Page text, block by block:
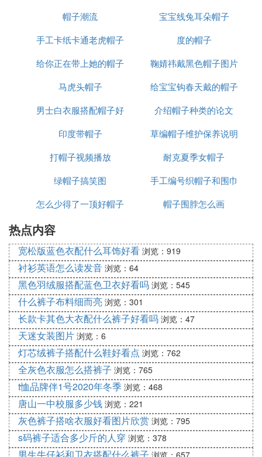
帽子潮流
宝宝线兔耳朵帽子
手工卡纸卡通老虎帽子
度的帽子
给你正在带上她的帽子
英语
鞠婧祎戴黑色帽子图片
马虎头帽子
给宝宝钩春天戴的帽子
男士白衣服搭配帽子好
看吗
介绍帽子种类的论文
印度带帽子
草编帽子维护保养说明
打帽子视频播放
耐克夏季女帽子
绿帽子搞笑图
手工编号织帽子和围巾
怎么少得了一顶好帽子
帽子围脖怎么画
热点内容
宽松版蓝色衣配什么耳饰好看 浏览：919
衬衫英语怎么读发音 浏览：64
黑色羽绒服搭配蓝色卫衣好看吗 浏览：545
什么裤子布料细而亮 浏览：301
长款卡其色大衣配什么裤子好看吗 浏览：47
天迷女装图片 浏览：6
灯芯绒裤子搭配什么鞋好看点 浏览：762
全灰色衣服怎么搭裤子 浏览：765
t恤品牌伴1号2020年冬季 浏览：468
唐山一中校服多少钱 浏览：221
灰色裤子搭啥衣服好看图片欣赏 浏览：795
s码裤子适合多少斤的人穿 浏览：378
浏览：657